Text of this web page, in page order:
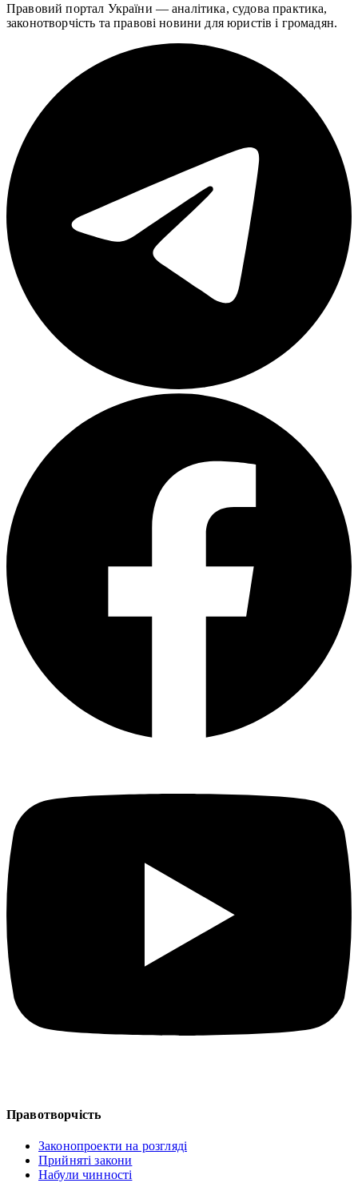
Правовий портал України — аналітика, судова практика,
законотворчість та правові новини для юристів і громадян.
Правотворчість
Законопроекти на розгляді
Прийняті закони
Набули чинності